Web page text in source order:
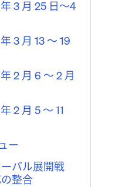
3 月 25 日～4
3 月 13 ～ 19
2 月 6 ～ 2 月
2 月 5 ～ 11
ー
バル展開戦
整合